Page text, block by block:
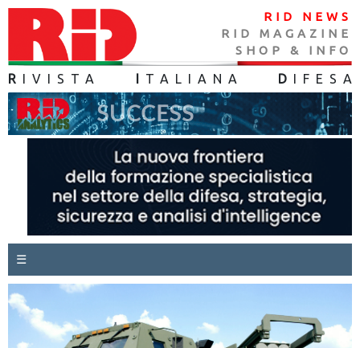
RID NEWS
RID MAGAZINE
SHOP & INFO
R IVISTA TALIANA D IFES A
☰